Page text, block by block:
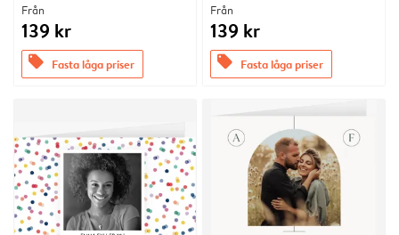
Från
139 kr
offers Fasta låga priser
Från
139 kr
offers Fasta låga priser